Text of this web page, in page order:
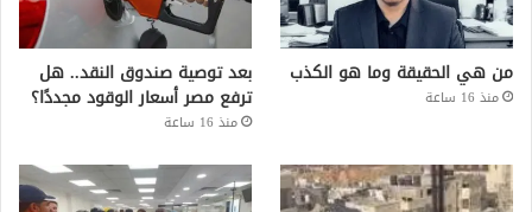
من هي الحقيقة وما هو الكذب
منذ 16 ساعة
بعد توصية صندوق النقد.. هل
ترفع مصر أسعار الوقود مجددًا؟
منذ 16 ساعة